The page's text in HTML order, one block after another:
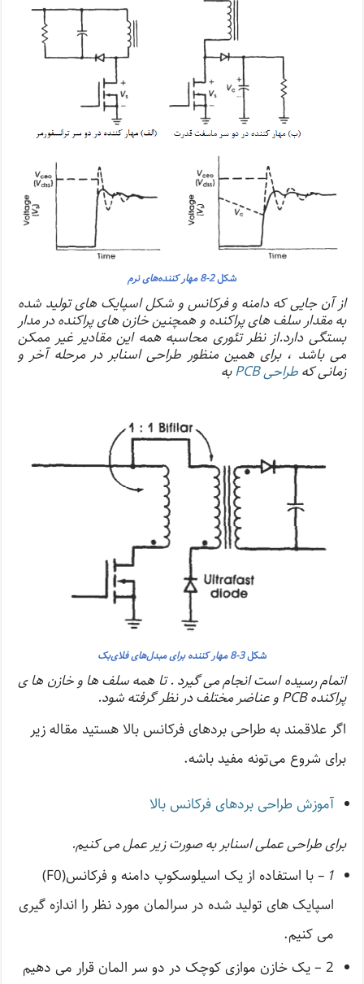
شکل2-8 مهار کننده‌های نرم
از آن جایی که دامنه و فرکانس و شکل اسپایک های تولید شده
به مقدار سلف های پراکنده و همچنین خازن های پراکنده در مدار
بستگی دارد.از نظر تئوری محاسبه همه این مقادیر غیر ممکن
می باشد ، برای همین منظور طراحی اسنابر در مرحله آخر و
زمانی کهطراحی PCB به
شکل3-8 مهار کننده برای مبدل‌های فلای‌بک
اتمام رسیده است انجام می گیرد . تا همه سلف ها و خازن ها ی
پراکنده PCB و عناضر مختلف در نظر گرفته شود.
اگر علاقمند به طراحی برد‌های فرکانس بالا هستید مقاله زیر
برای شروع می‌تونه مفید باشه.
آموزش طراحی بردهای فرکانس بالا
برای طراحی عملی اسنابر به صورت زیر عمل می کنیم.
1 –
با استفاده از یک اسیلوسکوپ دامنه و فرکانس(F0)
اسپایک های تولید شده در سرالمان مورد نظر را اندازه گیری
می کنیم.
2 – یک خازن موازی کوچک در دو سر المان قرار می دهیم